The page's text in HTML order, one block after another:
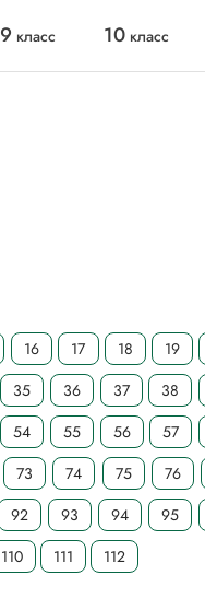
9 класс 10 класс
16 17 18 19
35 36 37 38
54 55 56 57
73 74 75 76
92 93 94 95
110 111 112